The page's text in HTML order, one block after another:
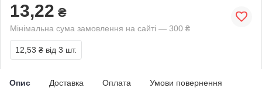
13,22 ₴
Мінімальна сума замовлення на сайті — 300 ₴
12,53 ₴ від 3 шт.
Опис Доставка Оплата Умови повернення